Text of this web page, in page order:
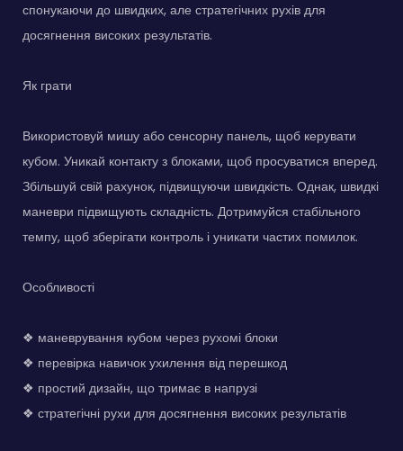
спонукаючи до швидких, але стратегічних рухів для
досягнення високих результатів.
Як грати
Використовуй мишу або сенсорну панель, щоб керувати
кубом. Уникай контакту з блоками, щоб просуватися вперед.
Збільшуй свій рахунок, підвищуючи швидкість. Однак, швидкі
маневри підвищують складність. Дотримуйся стабільного
темпу, щоб зберігати контроль і уникати частих помилок.
Особливості
❖ маневрування кубом через рухомі блоки
❖ перевірка навичок ухилення від перешкод
❖ простий дизайн, що тримає в напрузі
❖ стратегічні рухи для досягнення високих результатів